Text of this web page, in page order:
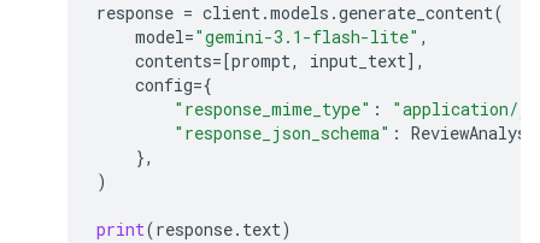
response = client.models .generate_content(
model="gemini-3.1-flash-lite" ,
contents=[prompt, input_text],
config={
"response_mime_type" :
"application/
"response_json_schema" :
},
)
print(response. text)